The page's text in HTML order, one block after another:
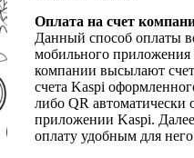
Оплата на счет
Данный способ оплаты
мобильного
компании высылают
счета Kaspi
либо QR автоматически
приложении Kaspi.
оплату удобным для